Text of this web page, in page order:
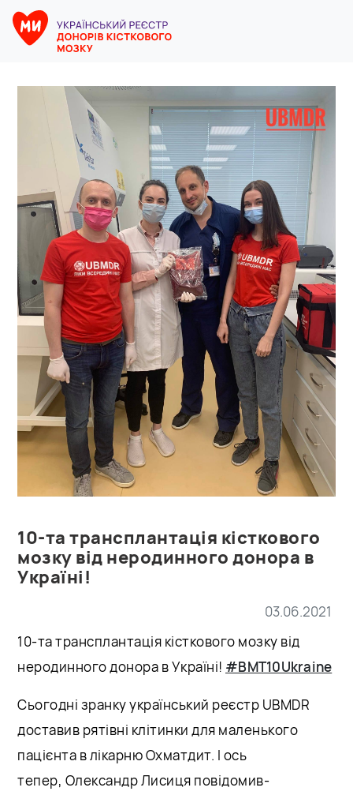
10-та трансплантація кісткового
мозку від неродинного донора в
Україні!
03.06.2021
10-та трансплантація кісткового мозку від
неродинного донора в Україні! #BMT10Ukraine
Сьогодні зранку український реєстр UBMDR
доставив рятівні клітинки для маленького
пацієнта в лікарню Охматдит. І ось
тепер, Олександр Лисиця повідомив-